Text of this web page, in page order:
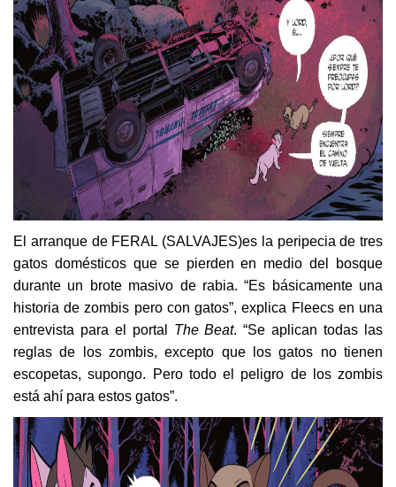
El arranque de FERAL (SALVAJES)es la peripecia de tres
gatos domésticos que se pierden en medio del bosque
durante un brote masivo de rabia. “Es básicamente una
historia de zombis pero con gatos”, explica Fleecs en una
entrevista para el portal The Beat. “Se aplican todas las
reglas de los zombis, excepto que los gatos no tienen
escopetas, supongo. Pero todo el peligro de los zombis
está ahí para estos gatos”.